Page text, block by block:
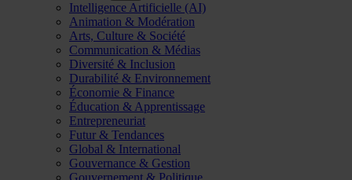
Intelligence Artificielle (AI)
Animation & Modération
Arts, Culture & Société
Communication & Médias
Diversité & Inclusion
Durabilité & Environnement
Économie & Finance
Éducation & Apprentissage
Entrepreneuriat
Futur & Tendances
Global & International
Gouvernance & Gestion
Gouvernement & Politique